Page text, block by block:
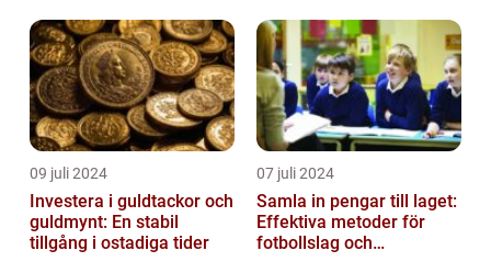
09 juli 2024
Investera i guldtackor och
guldmynt: En stabil
tillgång i ostadiga tider
07 juli 2024
Samla in pengar till laget:
Effektiva metoder för
fotbollslag och